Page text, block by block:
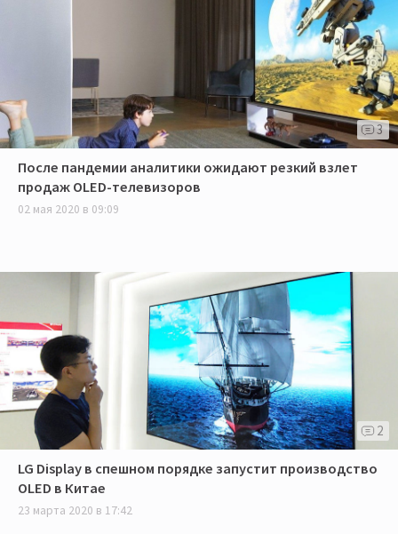
3
После пандемии аналитики ожидают резкий взлет
продаж OLED-телевизоров
02 мая 2020 в 09:09
2
LG Display в спешном порядке запустит производство
OLED в Китае
23 марта 2020 в 17:42